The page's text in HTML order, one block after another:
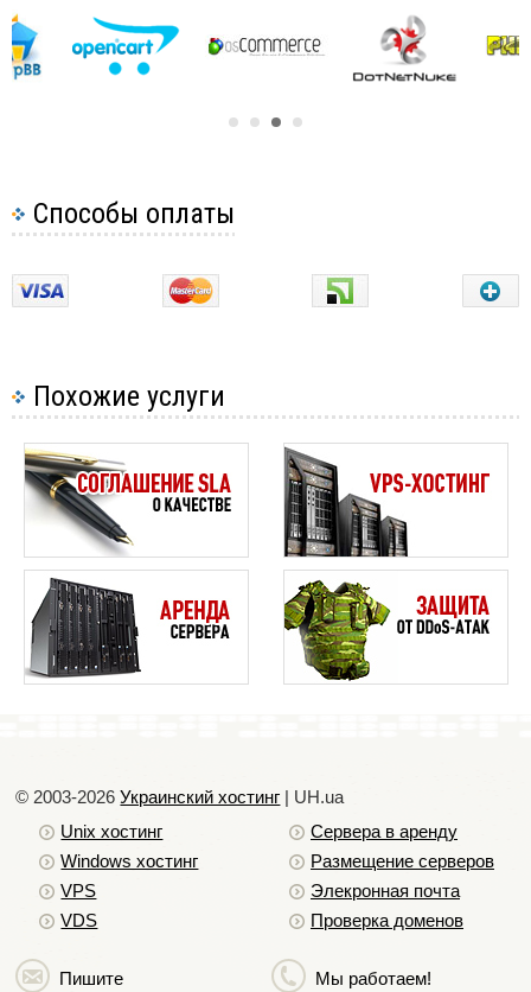
Создание поддомена
Смена IP адреса
Настройка DNS для домена
Как добавить запись SPF
Как сделать, чтобы два домена открывали один и тот же
сайт
Как я могу изменить имя домена, который только что
купил?
Что значит статус redemptionperiod у домена?
Что такое Whois?
Способы оплаты
Похожие услуги
© 2003-2026Украинский хостинг | UH.ua
Unix хостинг
Windows хостинг
VPS
VDS
Сервера в аренду
Размещение серверов
Элекронная почта
Проверка доменов
Пишите Мы работаем!